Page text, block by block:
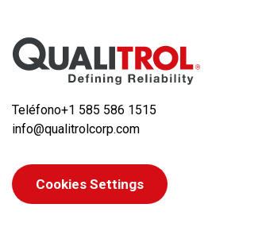
Teléfono+1 585 586 1515
info@qualitrolcorp.com
Cookies Settings